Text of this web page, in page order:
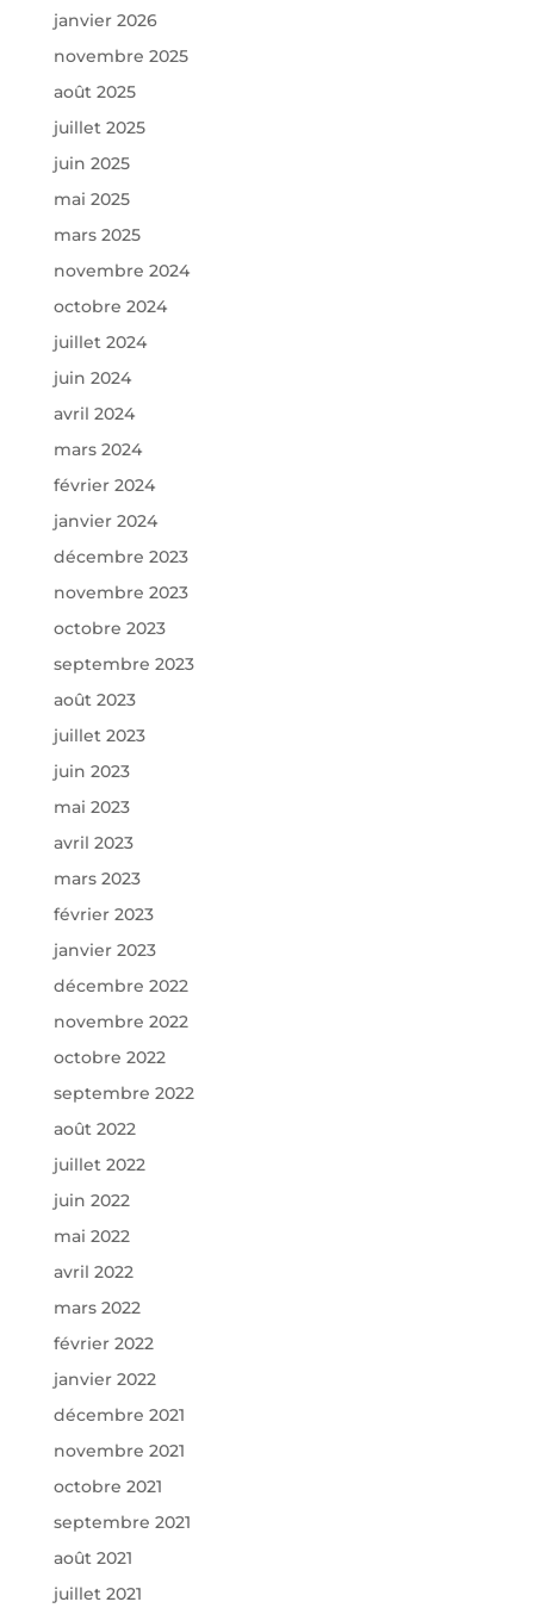
janvier 2026
novembre 2025
août 2025
juillet 2025
juin 2025
mai 2025
mars 2025
novembre 2024
octobre 2024
juillet 2024
juin 2024
avril 2024
mars 2024
février 2024
janvier 2024
décembre 2023
novembre 2023
octobre 2023
septembre 2023
août 2023
juillet 2023
juin 2023
mai 2023
avril 2023
mars 2023
février 2023
janvier 2023
décembre 2022
novembre 2022
octobre 2022
septembre 2022
août 2022
juillet 2022
juin 2022
mai 2022
avril 2022
mars 2022
février 2022
janvier 2022
décembre 2021
novembre 2021
octobre 2021
septembre 2021
août 2021
juillet 2021